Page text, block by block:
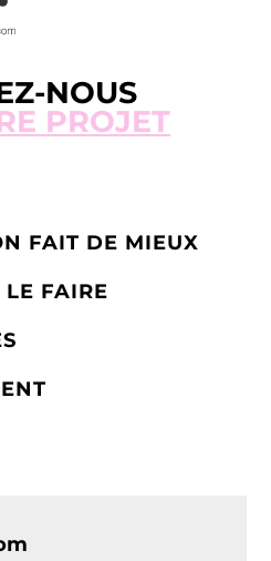
NOUS
PROJET
FAIT DE MIEUX
FAIRE